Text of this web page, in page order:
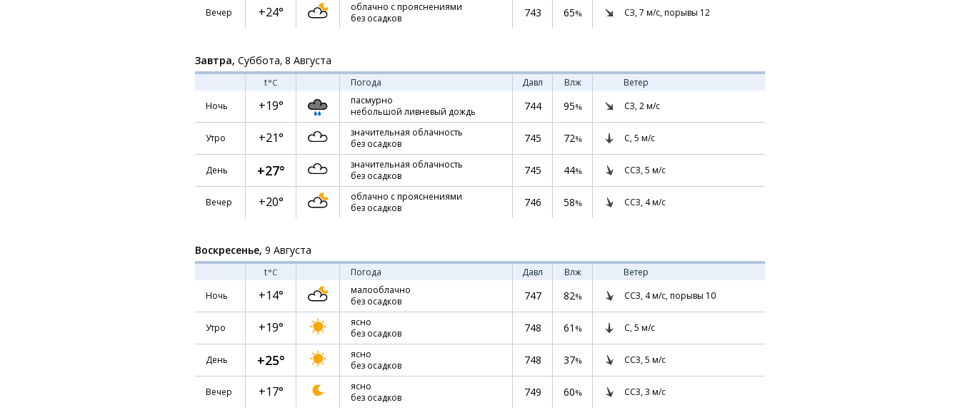
Вечер +24°
облачно с прояснениями
без осадков
743 65% СЗ, 7 м/с, порывы 12
Завтра, Суббота, 8 Августа
t°C Погода Давл Влж
Ветер
Ночь
+19°
пасмурно
небольшой ливневый дождь
744 95% СЗ, 2м/с
Утро +21°
значительная облачность
без осадков
745 72% С, 5 м/с
День +27°
значительная облачность
без осадков
745 44% ССЗ, 5 м/с
Вечер +20°
облачно с прояснениями
без осадков
746 58% ССЗ, 4м/с
Воскресенье, 9 Августа
t°C Погода Давл Влж
Ветер
Ночь
+14°
малооблачно
без осадков
747 82% ССЗ, 4м/с, порывы 10
Утро +19°
ясно
без осадков
748 61 % С, 5 м/с
День +25°
ясно
без осадков
748 37% ССЗ, 5 м/с
Вечер +17°
ясно
без осадков
749 60% ССЗ, 3 м/с